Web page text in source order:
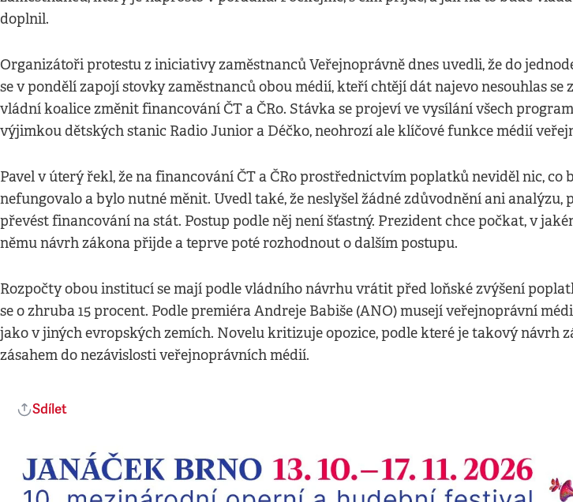
doplnil.
Organizátoři protestu z iniciativy zaměstnanců Veřejnoprávně dnes uvedli, že do
se v pondělí zapojí stovky zaměstnanců obou médií, kteří chtějí dát najevo nesouhlas se
vládní koalice změnit financování ČT a ČRo. Stávka se projeví ve vysílání všech
výjimkou dětských stanic Radio Junior a Déčko, neohrozí ale klíčové funkce médií
Pavel v úterý řekl, že na financování ČT a ČRo prostřednictvím poplatků neviděl nic, co
nefungovalo a bylo nutné měnit. Uvedl také, že neslyšel žádné zdůvodnění ani analýzu,
převést financování na stát. Postup podle něj není šťastný. Prezident chce počkat, v
němu návrh zákona přijde a teprve poté rozhodnout o dalším postupu.
Rozpočty obou institucí se mají podle vládního návrhu vrátit před loňské zvýšení
se o zhruba 15 procent. Podle premiéra Andreje Babiše (ANO) musejí veřejnoprávní
jako v jiných evropských zemích. Novelu kritizuje opozice, podle které je takový návrh
zásahem do nezávislosti veřejnoprávních médií.
Sdílet